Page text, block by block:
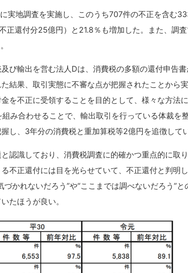
実地調査を実施し、このうち707件の不正を含む
正還付分25億円）と21.8％も増加した。また、調査
び輸出を営む法人Dは、消費税の多額の還付申告書
結果、取引実態に不審な点が把握されたことから
を不正に受領することを目的として、様々な方法
み合わせることで、輸出取引を行っている体裁を整
し、3年分の消費税と重加算税等2億円を追徴してい
認識しており、消費税調査に的確かつ重点的に取
不正還付には目を光らせていて、不正還付と判明
かれないだろう”や“ここまでは調べないだろう”と
たほうが良い。